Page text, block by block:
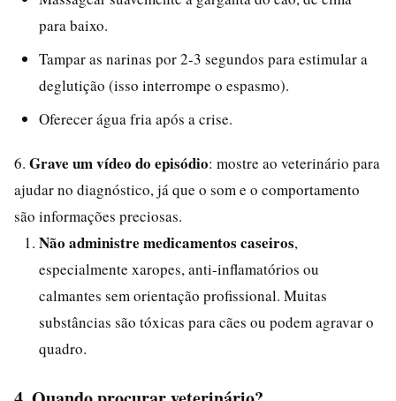
para baixo.
Tampar as narinas por 2-3 segundos para estimular a
deglutição (isso interrompe o espasmo).
Oferecer água fria após a crise.
6. Grave um vídeo do episódio: mostre ao veterinário para
ajudar no diagnóstico, já que o som e o comportamento
são informações preciosas.
Não administre medicamentos caseiros,
especialmente xaropes, anti-inflamatórios ou
calmantes sem orientação profissional. Muitas
substâncias são tóxicas para cães ou podem agravar o
quadro.